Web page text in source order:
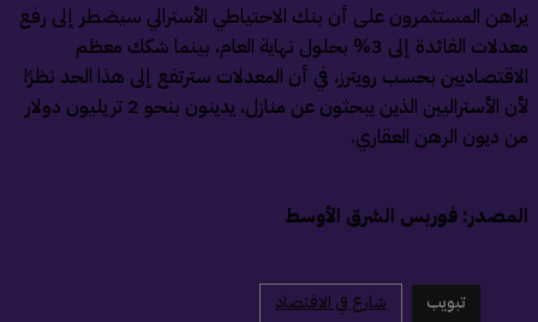
المستثمرون على أن بنك الاحتياطي الأسترالي سيضطر إلى رفع
معدلات الفائدة إلى 3% بحلول نهاية العام، بينما شكك معظم
بحسب رويترز، في أن المعدلات سترتفع إلى هذا الحد نظرًا
لأن الأستراليين الذين يبحثون عن منازل، يدينون بنحو 2 تريليون دولار
ديون الرهن العقاري.
فوربس الشرق الأوسط
تبويب شارع في الاقتصاد